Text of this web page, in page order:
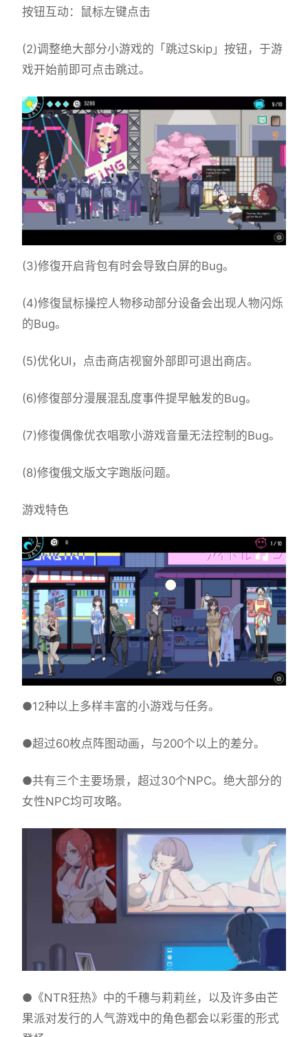
按钮互动：鼠标左键点击
(2)调整绝大部分小游戏的「跳过Skip」按钮，于游
戏开始前即可点击跳过。
(3)修復开启背包有时会导致白屏的Bug。
(4)修復鼠标操控人物移动部分设备会出现人物闪烁
的Bug。
(5)优化UI，点击商店视窗外部即可退出商店。
(6)修復部分漫展混乱度事件提早触发的Bug。
(7)修復偶像优衣唱歌小游戏音量无法控制的Bug。
(8)修復俄文版文字跑版问题。
游戏特色
●12种以上多样丰富的小游戏与任务。
●超过60枚点阵图动画，与200个以上的差分。
●共有三个主要场景，超过30个NPC。绝大部分的
女性NPC均可攻略。
●《NTR狂热》中的千穗与莉莉丝，以及许多由芒
果派对发行的人气游戏中的角色都会以彩蛋的形式